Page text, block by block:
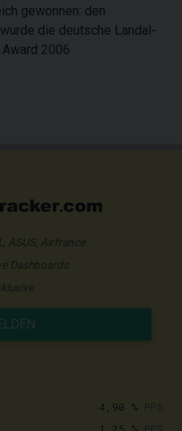
gewonnen: den
die deutsche Landal-
2006
ASUS, Airfrance
Dashboards
4,90 %